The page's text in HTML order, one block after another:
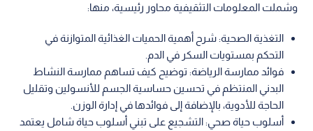
وشملت المعلومات التثقيفية محاور رئيسية، منها:
التغذية الصحية: شرح أهمية الحميات الغذائية المتوازنة في
التحكم بمستويات السكر في الدم.
فوائد ممارسة الرياضة: توضيح كيف تساهم ممارسة النشاط
البدني المنتظم في تحسين حساسية الجسم للأنسولين وتقليل
الحاجة للأدوية، بالإضافة إلى فوائدها في إدارة الوزن.
أسلوب حياة صحي: التشجيع على تبني أسلوب حياة شامل يعتمد